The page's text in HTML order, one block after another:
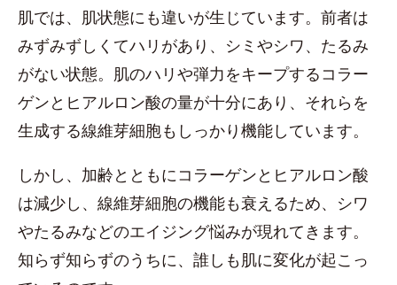
肌では、肌状態にも違いが生じています。前者は
みずみずしくてハリがあり、シミやシワ、たるみ
がない状態。肌のハリや弾力をキープするコラー
ゲンとヒアルロン酸の量が十分にあり、それらを
生成する線維芽細胞もしっかり機能しています。
しかし、加齢とともにコラーゲンとヒアルロン酸
は減少し、線維芽細胞の機能も衰えるため、シワ
やたるみなどのエイジング悩みが現れてきます。
知らず知らずのうちに、誰しも肌に変化が起こっ